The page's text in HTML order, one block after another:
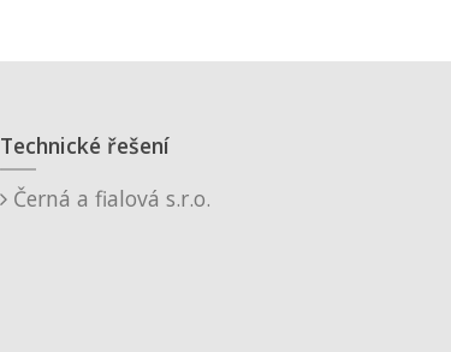
Technické řešení
Černá a fialová s.r.o.